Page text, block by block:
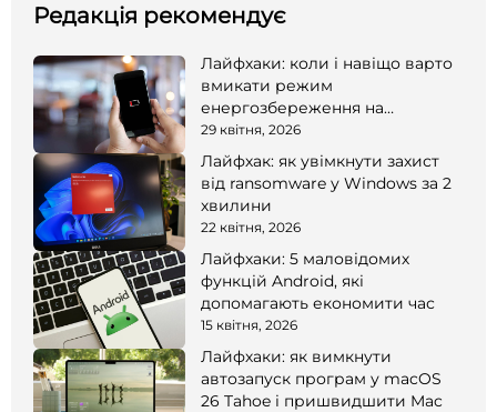
Редакція рекомендує
Лайфхаки: коли і навіщо варто
вмикати режим
енергозбереження на
смартфоні
29 квітня, 2026
Лайфхак: як увімкнути захист
від ransomware у Windows за 2
хвилини
22 квітня, 2026
Лайфхаки: 5 маловідомих
функцій Android, які
допомагають економити час
15 квітня, 2026
Лайфхаки: як вимкнути
автозапуск програм у macOS
26 Tahoe і пришвидшити Mac